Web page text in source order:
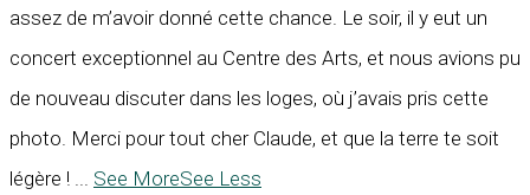
assez de m’avoir donné cette chance. Le soir, il y eut un
concert exceptionnel au Centre des Arts, et nous avions pu
de nouveau discuter dans les loges, où j’avais pris cette
photo. Merci pour tout cher Claude, et que la terre te soit
légère !
See MoreSee Less